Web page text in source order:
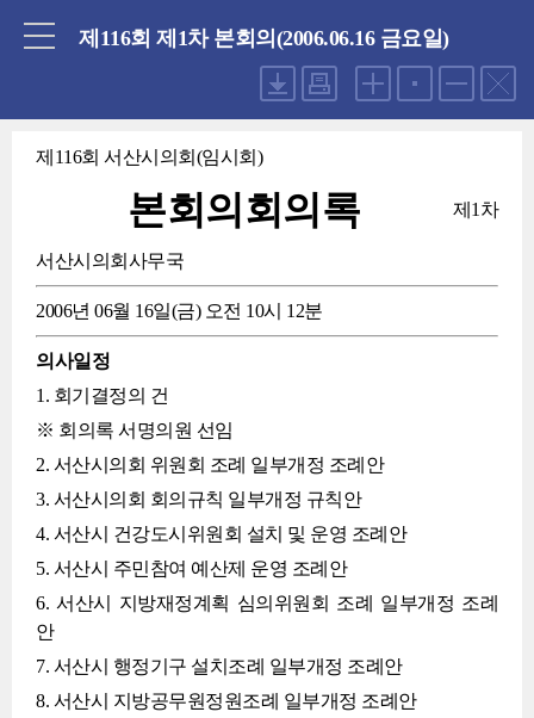
제116회 제1차 본회의(2006.06.16 금요일)
제116회 서산시의회(임시회)
본회의회의록 제1차
서산시의회사무국
2006년 06월 16일(금) 오전 10시 12분
의사일정
1. 회기결정의 건
※ 회의록 서명의원 선임
2. 서산시의회 위원회 조례 일부개정 조례안
3. 서산시의회 회의규칙 일부개정 규칙안
4. 서산시 건강도시위원회 설치 및 운영 조례안
5. 서산시 주민참여 예산제 운영 조례안
6. 서산시 지방재정계획 심의위원회 조례 일부개정 조례
안
7. 서산시 행정기구 설치조례 일부개정 조례안
8. 서산시 지방공무원정원조례 일부개정 조례안